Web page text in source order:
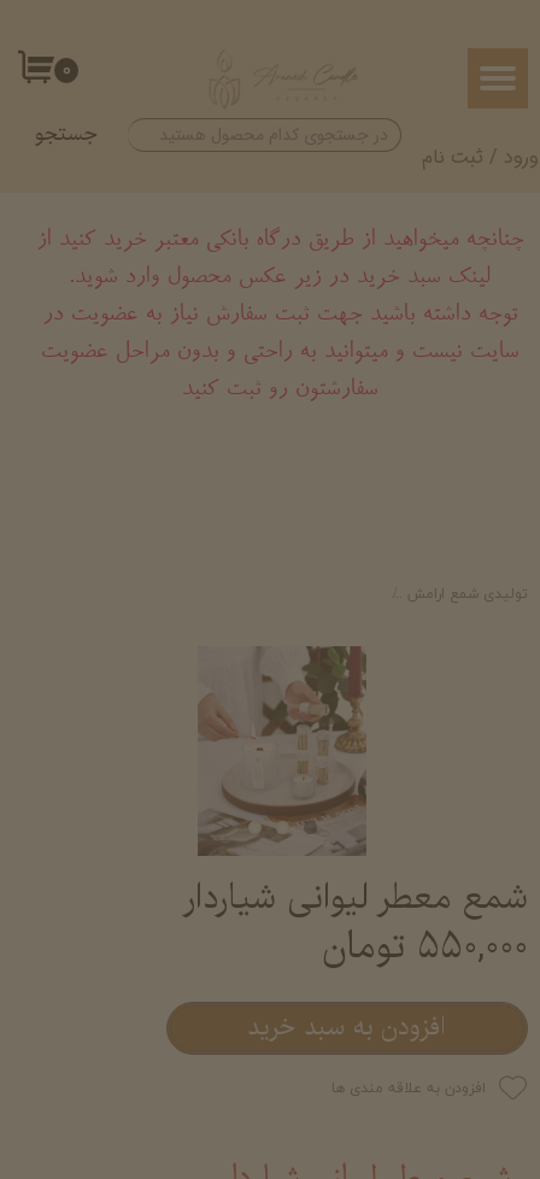
۰
ورود / ثبت نام
حساب کاربری من
تغییر گذر واژه
جستجو
تولیدی شمع ارامش
شمع معطر لیوانی شیاردار
۵۵۰,۰۰۰ تومان
افزودن به سبد خرید
افزودن به علاقه مندی ها
چنانچه میخواهید از طریق درگاه بانکی معتبر خرید کنید از
لینک سبد خرید در زیر عکس محصول وارد شوید.
​​​​​​​توجه داشته باشید جهت ثبت سفارش نیاز به عضویت در
سایت نیست و میتوانید به راحتی و بدون مراحل عضویت
سفارشتون رو ثبت کنید